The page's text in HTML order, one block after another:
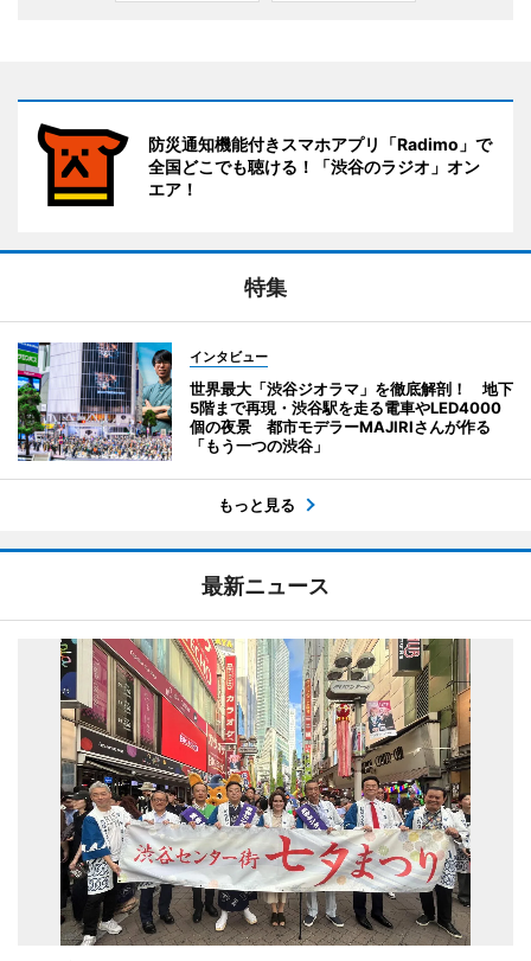
防災通知機能付きスマホアプリ「Radimo」で
全国どこでも聴ける！「渋谷のラジオ」オン
エア！
特集
インタビュー
世界最大「渋谷ジオラマ」を徹底解剖！ 地下
5階まで再現・渋谷駅を走る電車やLED4000
個の夜景 都市モデラーMAJIRIさんが作る
「もう一つの渋谷」
もっと見る
最新ニュース